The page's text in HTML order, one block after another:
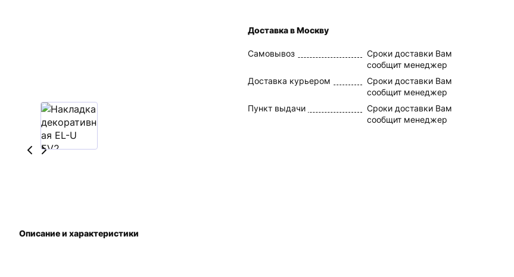
Доставка в Москву
Самовывоз
Сроки доставки Вам
сообщит менеджер
Доставка курьером
Сроки доставки Вам
сообщит менеджер
Пункт выдачи
Сроки доставки Вам
сообщит менеджер
Описание и характеристики